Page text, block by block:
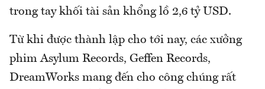
trong tay khối tài sản khổng lồ 2,6 tỷ USD.
Từ khi được thành lập cho tới nay, các xưởng
phim Asylum Records, Geffen Records,
DreamWorks mang đến cho công chúng rất